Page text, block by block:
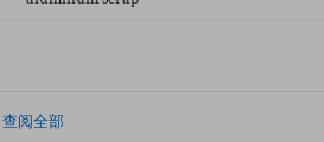
查阅全部